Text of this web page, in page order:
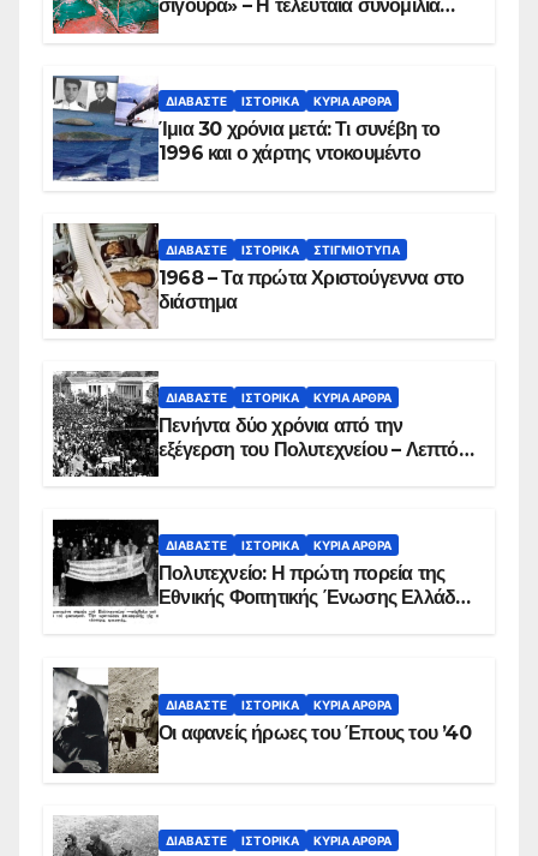
σίγουρα» – Η τελευταία συνομιλία
ΔΙΑΒΆΣΤΕ ΙΣΤΟΡΙΚΆ ΚΥΡΙΑ ΑΡΘΡΑ
Ίμια 30 χρόνια μετά: Τι συνέβη το
1996 και ο χάρτης ντοκουμέντο
ΔΙΑΒΆΣΤΕ ΙΣΤΟΡΙΚΆ ΣΤΙΓΜΙΌΤΥΠΑ
1968 – Τα πρώτα Χριστούγεννα στο
διάστημα
ΔΙΑΒΆΣΤΕ ΙΣΤΟΡΙΚΆ ΚΥΡΙΑ ΑΡΘΡΑ
Πενήντα δύο χρόνια από την
εξέγερση του Πολυτεχνείου – Λεπτό
ΔΙΑΒΆΣΤΕ ΙΣΤΟΡΙΚΆ ΚΥΡΙΑ ΑΡΘΡΑ
Πολυτεχνείο: Η πρώτη πορεία της
Εθνικής Φοιτητικής Ένωσης Ελλάδος
ΔΙΑΒΆΣΤΕ ΙΣΤΟΡΙΚΆ ΚΥΡΙΑ ΑΡΘΡΑ
Οι αφανείς ήρωες του Έπους του ’40
ΔΙΑΒΆΣΤΕ ΙΣΤΟΡΙΚΆ ΚΥΡΙΑ ΑΡΘΡΑ